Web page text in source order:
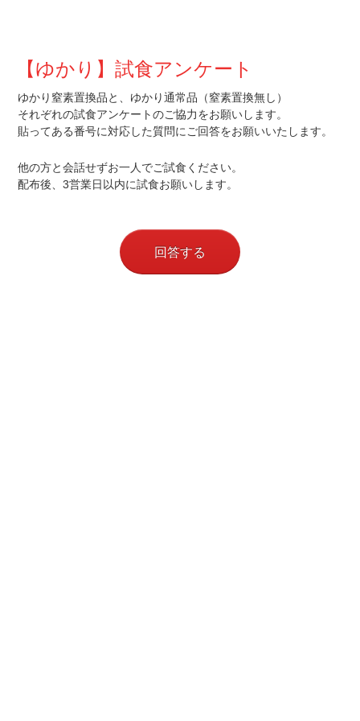
【ゆかり】試食アンケート
ゆかり窒素置換品と、ゆかり通常品（窒素置換無し）
それぞれの試食アンケートのご協力をお願いします。
貼ってある番号に対応した質問にご回答をお願いいたします。
他の方と会話せずお一人でご試食ください。
配布後、3営業日以内に試食お願いします。
回答する